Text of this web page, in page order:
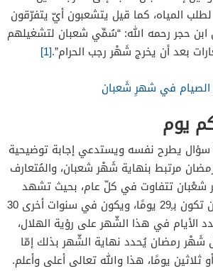
المياه، كما قيل يتشعبون أيّ يتفرّقون
ابن حجر رحمه الله: “سُمِّي شعبان لتشغيلهم
بعد أن يخرج شَهْر رجب الحرام”.[1]
في شهرِ شَعبان
يوم
يطرح نفسه ويستدعي إجابة توضيحية
مرتبط بنهاية شَهْر شعبان، والمُتعارف
شعْبان تتفاوت في كلّ عام، بحيث تشهد
أعوام أنّه نهاية شعبان تكون بـِ29 يومًا، ويكون في سنوات أخرى 30
الأيام في هذا الشّهر على رؤية الهلال،
شَهْر رمضان يُحدد نهاية الشّهر بذلك إمّا
يومًا، هذا والله تعالى أعلى وأعلم.